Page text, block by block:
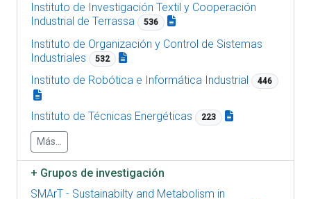
Instituto de Investigación Textil y Cooperación
Industrial de Terrassa
536
Instituto de Organización y Control de Sistemas
Industriales
532
Instituto de Robótica e Informática Industrial 446
Instituto de Técnicas Energéticas 223
Más...
+ Grupos de investigación
SMArT - Sustainabilty and Metabolism in